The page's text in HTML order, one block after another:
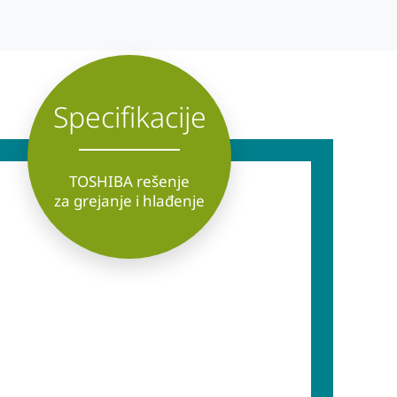
Specifikacije
TOSHIBA rešenje
za grejanje i hlađenje